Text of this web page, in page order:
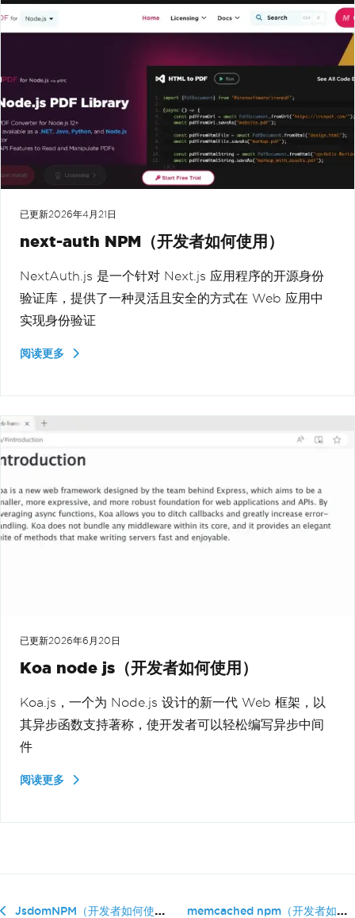
已更新2026年4月21日
next-auth NPM（开发者如何使用）
NextAuth.js 是一个针对 Next.js 应用程序的开源身份
验证库，提供了一种灵活且安全的方式在 Web 应用中
实现身份验证
阅读更多
已更新2026年6月20日
Koa node js（开发者如何使用）
Koa.js，一个为 Node.js 设计的新一代 Web 框架，以
其异步函数支持著称，使开发者可以轻松编写异步中间
件
阅读更多
JsdomNPM（开发者如何使用） memcached npm（开发者如何使用）